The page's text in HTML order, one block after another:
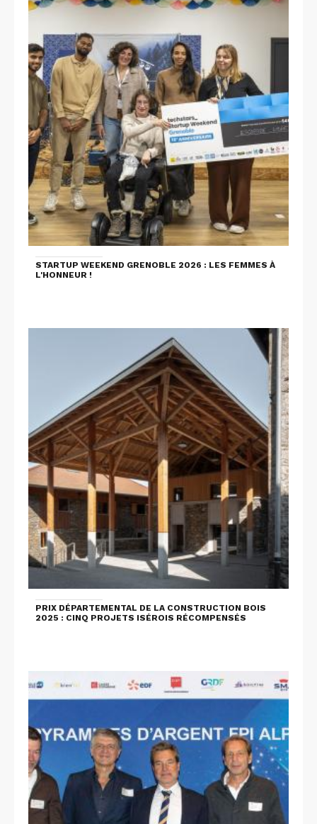
STARTUP WEEKEND GRENOBLE 2026 : LES FEMMES À
L'HONNEUR !
PRIX DÉPARTEMENTAL DE LA CONSTRUCTION BOIS
2025 : CINQ PROJETS ISÉROIS RÉCOMPENSÉS